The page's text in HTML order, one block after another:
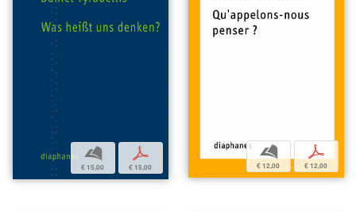
b
€ 15,00
p
€ 15,00
b
€ 12,00
p
€ 12,00